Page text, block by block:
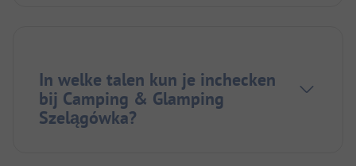
In welke talen kun je inchecken
bij Camping & Glamping
Szelągówka?